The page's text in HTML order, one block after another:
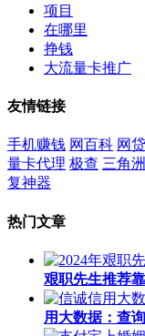
项目
在哪里
挣钱
大流量卡推广
友情链接
手机赚钱 网百科 网
量卡代理 极查 三角
复神器
热门文章
艰职先生推荐
用大数据：查